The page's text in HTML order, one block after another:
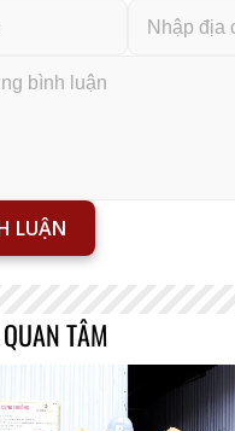
LUẬN
TÂM